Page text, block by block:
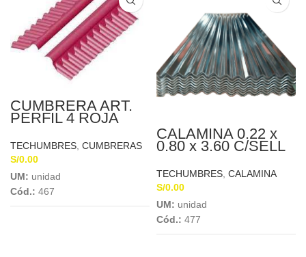
CUMBRERA ART.
PERFIL 4 ROJA
0.30 X 5MM
TECHUMBRES, CUMBRERAS
S/0.00
UM: unidad
Cód.: 467
CALAMINA 0.22 x
0.80 x 3.60 C/SELL
TECHUMBRES CALAMINA
S/0.00
UM: unidad
Cód.: 477